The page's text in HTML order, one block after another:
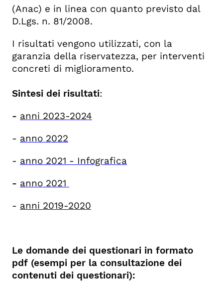
(Anac) e in linea con quanto previsto dal
D.Lgs. n. 81/2008.
I risultati vengono utilizzati, con la
garanzia della riservatezza, per interventi
concreti di miglioramento.
Sintesi dei risultati:
- anni 2023-2024
- anno 2022
- anno 2021 - Infografica
- anno 2021
- anni 2019-2020
Le domande dei questionari in formato
pdf (esempi per la consultazione dei
contenuti dei questionari):